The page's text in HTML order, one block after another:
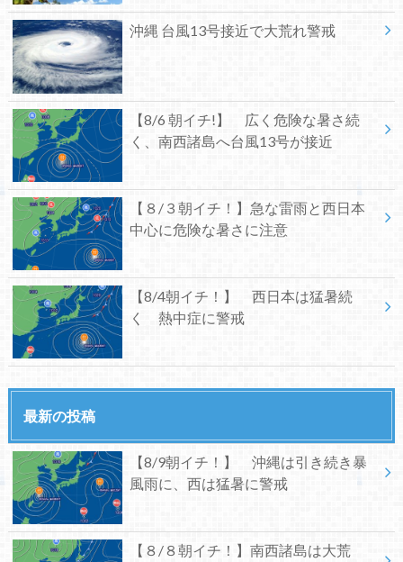
沖縄 台風13号接近で大荒れ警戒
【8/6 朝イチ!】 広く危険な暑さ続
く、南西諸島へ台風13号が接近
【８/３朝イチ！】急な雷雨と西日本
中心に危険な暑さに注意
【8/4朝イチ！】 西日本は猛暑続
く 熱中症に警戒
最新の投稿
【8/9朝イチ！】 沖縄は引き続き暴
風雨に、西は猛暑に警戒
【８/８朝イチ！】南西諸島は大荒